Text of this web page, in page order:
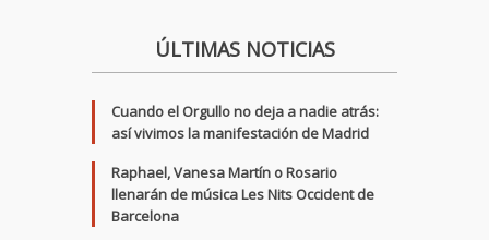
ÚLTIMAS NOTICIAS
Cuando el Orgullo no deja a nadie atrás:
así vivimos la manifestación de Madrid
Raphael, Vanesa Martín o Rosario
llenarán de música Les Nits Occident de
Barcelona